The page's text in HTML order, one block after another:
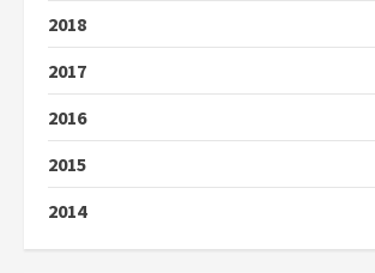
2018
2017
2016
2015
2014